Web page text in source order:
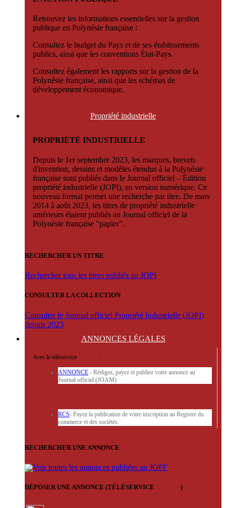
Retrouvez les informations essentielles sur la gestion
publique en Polynésie française :
Consultez le budget du Pays et de ses établissements
publics, ainsi que les conventions État-Pays.
Consultez également les rapports sur la gestion de la
Polynésie française, ainsi que les schémas de
développement économique.
Propriété industrielle
PROPRIÉTÉ INDUSTRIELLE
Depuis le 1er septembre 2023, les marques, brevets
d'invention, dessins et modèles étendus à la Polynésie
française sont publiés dans le Journal officiel – Édition
propriété industrielle (JOPI), en version numérique. Ce
nouveau format permet une recherche par titre. De mars
2014 à août 2023, les titres de propriété industrielle
antérieurs étaient publiés au Journal officiel de la
Polynésie française "papier".
RECHERCHER UN TITRE
Rechercher tous les titres publiés au JOPI
CONSULTER LA COLLECTION
Consulter le Journal officiel Propriété Industrielle (JOPI)
depuis 2023
ANNONCES LÉGALES
Avec le téléservice :
ANNONCE - Rédigez, payez et publiez votre annonce au
Journal officiel (JOAM)
RCS- Payez la publication de votre inscription au Registre du
commerce et des sociétés.
RECHERCHER UNE ANNONCE
Voir toutes les annonces publiées au JOPF
DÉPOSER UNE ANNONCE (TÉLÉSERVICE )